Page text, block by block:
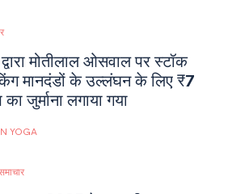
मोतीलाल ओसवाल पर स्टॉक
मानदंडों के उल्लंघन के लिए ₹7
जुर्माना लगाया गया
YOGA